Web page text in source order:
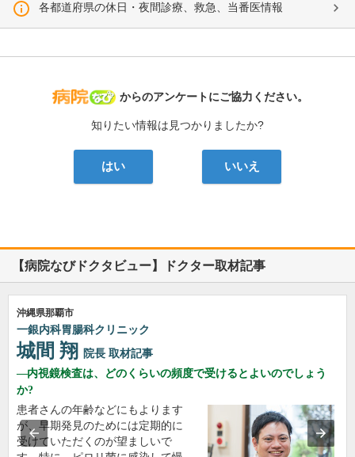
各都道府県の休日・夜間診療、救急、当番医情報
病院なび
からのアンケートにご協力ください。
知りたい情報は見つかりましたか?
はい いいえ
【病院なびドクタビュー】ドクター取材記事
沖縄県那覇市
一銀内科胃腸科クリニック
城間 翔 院長 取材記事
内視鏡検査は、どのくらいの頻度で受けるとよいのでしょう
か?
患者さんの年齢などにもよります
が、早期発見のためには定期的に
受けていただくのが望ましいで